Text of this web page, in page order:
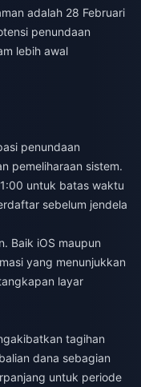
adalah 28 Februari
penundaan
lebih awal
penundaan
pemeliharaan sistem.
untuk batas waktu
sebelum jendela
Baik iOS maupun
yang menunjukkan
layar
tagihan
dana sebagian
untuk periode